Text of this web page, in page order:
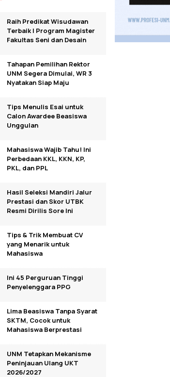
Raih Predikat Wisudawan
Terbaik I Program Magister
Fakultas Seni dan Desain
Tahapan Pemilihan Rektor
UNM Segera Dimulai, WR 3
Nyatakan Siap Maju
Tips Menulis Esai untuk
Calon Awardee Beasiswa
Unggulan
Mahasiswa Wajib Tahu! Ini
Perbedaan KKL, KKN, KP,
PKL, dan PPL
Hasil Seleksi Mandiri Jalur
Prestasi dan Skor UTBK
Resmi Dirilis Sore Ini
Tips & Trik Membuat CV
yang Menarik untuk
Mahasiswa
Ini 45 Perguruan Tinggi
Penyelenggara PPG
Lima Beasiswa Tanpa Syarat
SKTM, Cocok untuk
Mahasiswa Berprestasi
UNM Tetapkan Mekanisme
Peninjauan Ulang UKT
2026/2027